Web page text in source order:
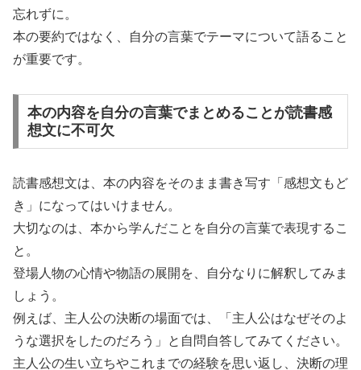
忘れずに。
本の要約ではなく、自分の言葉でテーマについて語ること
が重要です。
本の内容を自分の言葉でまとめることが読書感
想文に不可欠
読書感想文は、本の内容をそのまま書き写す「感想文もど
き」になってはいけません。
大切なのは、本から学んだことを自分の言葉で表現するこ
と。
登場人物の心情や物語の展開を、自分なりに解釈してみま
しょう。
例えば、主人公の決断の場面では、「主人公はなぜそのよ
うな選択をしたのだろう」と自問自答してみてください。
主人公の生い立ちやこれまでの経験を思い返し、決断の理